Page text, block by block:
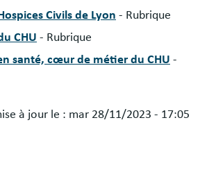
Civils de Lyon - Rubrique
CHU - Rubrique
santé, cœur de métier du CHU -
à jour le : mar 28/11/2023 - 17:05